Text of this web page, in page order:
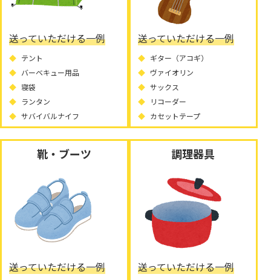
送っていただける一例
テント
バーベキュー用品
寝袋
ランタン
サバイバルナイフ
送っていただける一例
ギター（アコギ）
ヴァイオリン
サックス
リコーダー
カセットテープ
靴・ブーツ
送っていただける一例
調理器具
送っていただける一例